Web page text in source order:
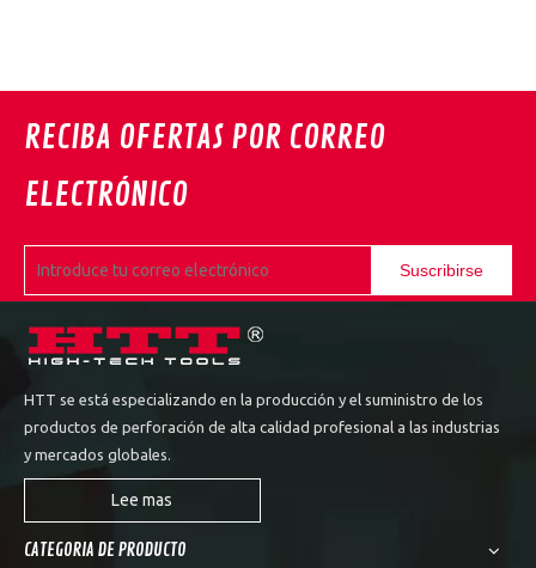
RECIBA OFERTAS POR CORREO
ELECTRÓNICO
Suscribirse
HTT se está especializando en la producción y el suministro de los
productos de perforación de alta calidad profesional a las industrias
y mercados globales.
Lee mas
CATEGORIA DE PRODUCTO